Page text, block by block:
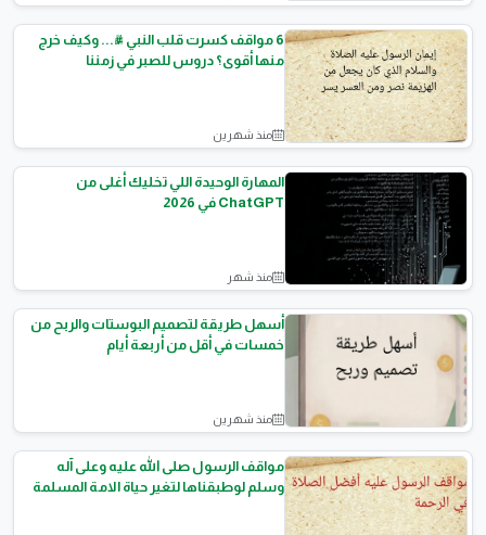
مقالات اسلامية
السيرة النبوية
6 مواقف كسرت قلب النبي ﷺ... وكيف خرج
منها أقوى؟ دروس للصبر في زمننا
منذ شهرين
الربح من الانترنت
المهارة الوحيدة اللي تخليك أغلى من
ChatGPT في 2026
منذ شهر
الربح من الانترنت
أسهل طريقة لتصميم البوستات والربح من
خمسات في أقل من أربعة أيام
منذ شهرين
مواقف الرسول صلى الله عليه وعلى آله
وسلم لوطبقناها لتغير حياة الامة المسلمة